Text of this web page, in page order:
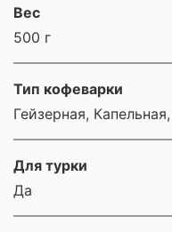
Вес
500 г
Тип кофеварки
Гейзерная,
Для турки
Да